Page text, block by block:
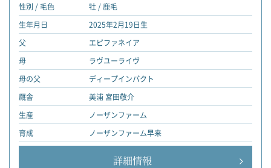
性別 / 毛色
牡 / 鹿毛
生年月日
2025年2月19日生
父
エピファネイア
母
ラヴユーライヴ
母の父
ディープインパクト
厩舎
美浦 宮田敬介
生産
ノーザンファーム
育成
ノーザンファーム早来
詳細情報